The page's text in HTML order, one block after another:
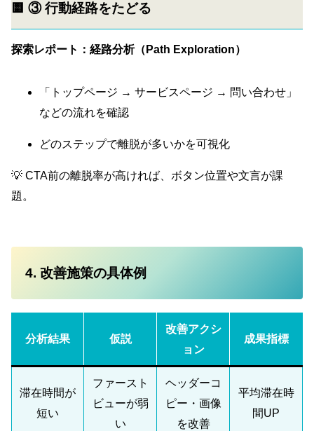
🟨 ③ 行動経路をたどる
探索レポート：経路分析（Path Exploration）
「トップページ → サービスページ → 問い合わせ」
などの流れを確認
どのステップで離脱が多いかを可視化
💡 CTA前の離脱率が高ければ、ボタン位置や文言が課
題。
4. 改善施策の具体例
分析結果 仮説
改善アクシ
ョン
成果指標
滞在時間が
短い
ファースト
ビューが弱
い
ヘッダーコ
ピー・画像
を改善
平均滞在時
間UP